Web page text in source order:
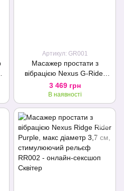
Артикул: GR001
Масажер простати з
вібрацією Nexus G-Rider
Plus Black, макс діаметр
3,8см
3 469 грн
В наявності